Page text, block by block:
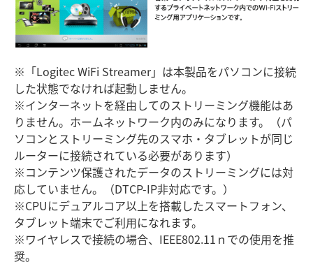
※「Logitec WiFi Streamer」は本製品をパソコンに接続
した状態でなければ起動しません。
※インターネットを経由してのストリーミング機能はあ
りません。ホームネットワーク内のみになります。（パ
ソコンとストリーミング先のスマホ・タブレットが同じ
ルーターに接続されている必要があります）
※コンテンツ保護されたデータのストリーミングには対
応していません。（DTCP-IP非対応です。）
※CPUにデュアルコア以上を搭載したスマートフォン、
タブレット端末でご利用になれます。
※ワイヤレスで接続の場合、IEEE802.11ｎでの使用を推
奨。